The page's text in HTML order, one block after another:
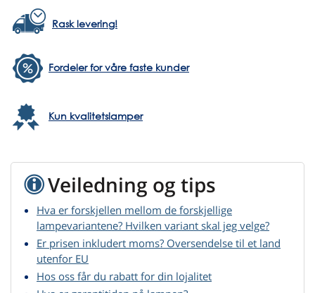
Rask levering!
Fordeler for våre faste kunder
Kun kvalitetslamper
Veiledning og tips
Hva er forskjellen mellom de forskjellige
lampevariantene? Hvilken variant skal jeg velge?
Er prisen inkludert moms? Oversendelse til et land
utenfor EU
Hos oss får du rabatt for din lojalitet